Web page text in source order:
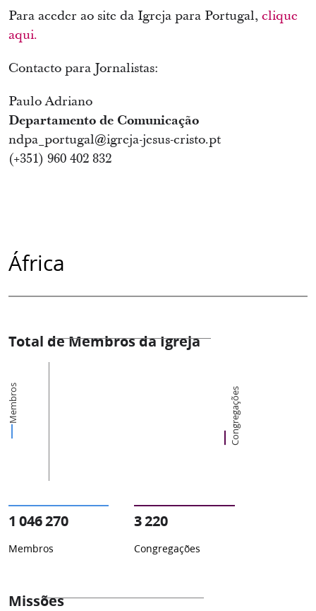
Para aceder ao site da Igreja para Portugal, clique
aqui.
Contacto para Jornalistas:
Paulo Adriano
Departamento de Comunicação
ndpa_portugal@igreja-jesus-cristo.pt
(+351) 960 402 832
África
Total de Membros da Igreja
Membros Congregações
1 046 270
Membros
3 220
Congregações
Missões